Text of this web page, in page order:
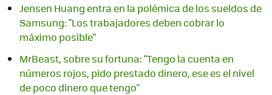
Jensen Huang entra en la polémica de los sueldos de
Samsung: "Los trabajadores deben cobrar lo
máximo posible"
MrBeast, sobre su fortuna: "Tengo la cuenta en
números rojos, pido prestado dinero, ese es el nivel
de poco dinero que tengo"